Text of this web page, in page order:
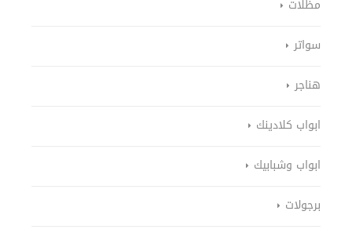
مظلات
سواتر
هناجر
ابواب كلادينك
ابواب وشبابيك
برجولات